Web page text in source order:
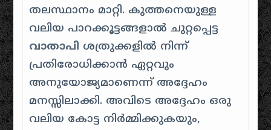
തലസ്ഥാനം മാറ്റി. കുത്തനെയുള്ള
വലിയ പാറക്കൂട്ടങ്ങളാൽ ചുറ്റപ്പെട്ട
വാതാപി ശത്രുക്കളിൽ നിന്ന്
പ്രതിരോധിക്കാൻ ഏറ്റവും
അനുയോജ്യമാണെന്ന് അദ്ദേഹം
മനസ്സിലാക്കി. അവിടെ അദ്ദേഹം ഒരു
വലിയ കോട്ട നിർമ്മിക്കുകയും,